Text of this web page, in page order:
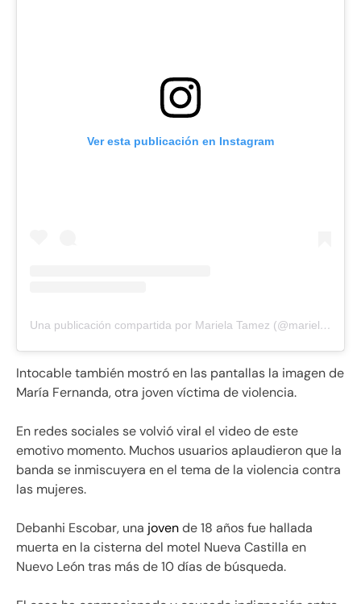
Ver esta publicación en Instagram
Una publicación compartida por Mariela Tamez (@marielatmz)
Intocable también mostró en las pantallas la imagen de
María Fernanda, otra joven víctima de violencia.
En redes sociales se volvió viral el video de este
emotivo momento. Muchos usuarios aplaudieron que la
banda se inmiscuyera en el tema de la violencia contra
las mujeres.
Debanhi Escobar, una jovende 18 años fue hallada
muerta en la cisterna del motel Nueva Castilla en
Nuevo León tras más de 10 días de búsqueda.